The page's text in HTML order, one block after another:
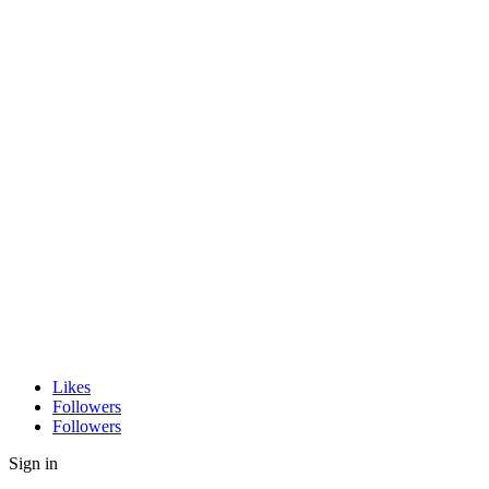
Likes
Followers
Followers
Sign in